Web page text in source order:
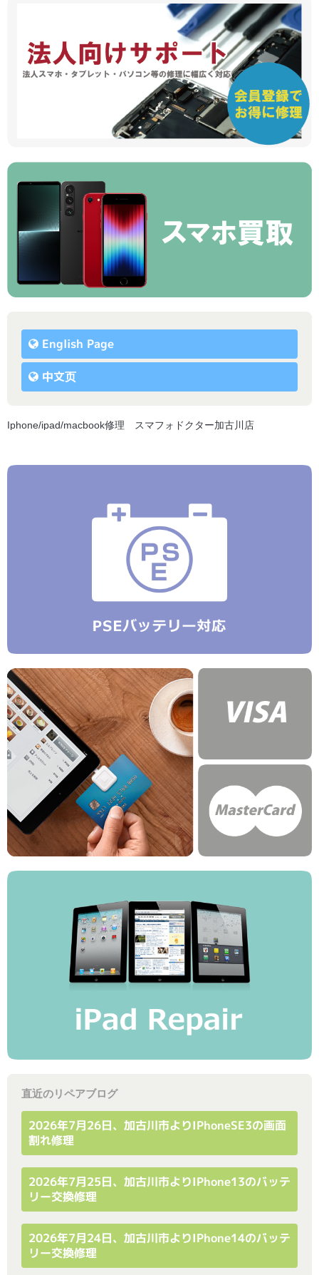
English Page
中文页
Iphone/ipad/macbook修理 スマフォドクター加古川店
直近のリペアブログ
2026年7月26日、加古川市よりiPhoneSE3の画面
割れ修理
2026年7月25日、加古川市よりiPhone13のバッテ
リー交換修理
2026年7月24日、加古川市よりiPhone14のバッテ
リー交換修理